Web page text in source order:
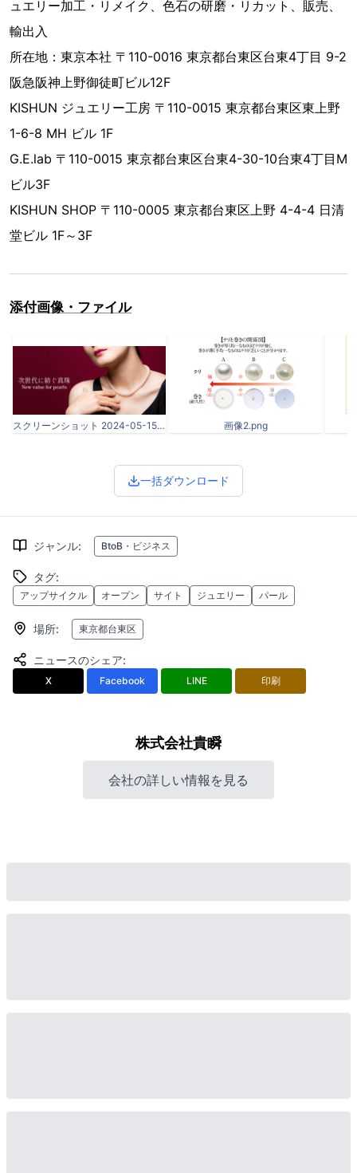
ュエリー加工・リメイク、色石の研磨・リカット、販売、
輸出入
所在地：東京本社 〒110-0016 東京都台東区台東4丁目 9-2
阪急阪神上野御徒町ビル12F
KISHUN ジュエリー工房 〒110-0015 東京都台東区東上野
1-6-8 MH ビル 1F
G.E.lab 〒110-0015 東京都台東区台東4-30-10台東4丁目M
ビル3F
KISHUN SHOP 〒110-0005 東京都台東区上野 4-4-4 日清
堂ビル 1F～3F
添付画像・ファイル
スクリーンショット 2024-05-15 21.13.05.png 画像2.png
一括ダウンロード
ジャンル: BtoB・ビジネス
タグ:
アップサイクル オープン サイト ジュエリー パール
場所: 東京都台東区
ニュースのシェア:
X Facebook LINE 印刷
株式会社貴瞬
会社の詳しい情報を見る